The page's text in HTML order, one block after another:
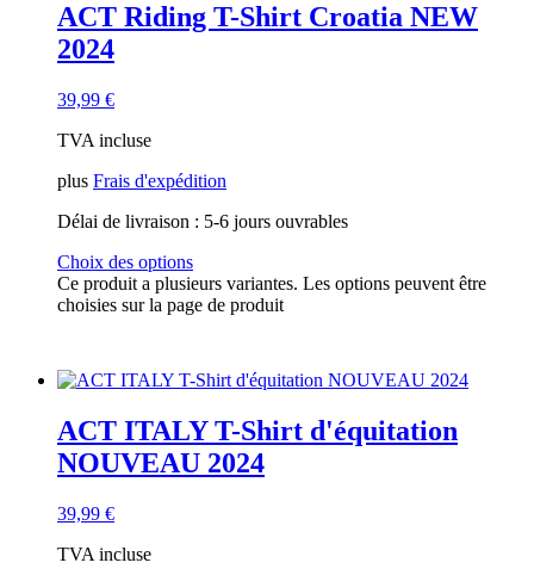
ACT Riding T-Shirt Croatia NEW
2024
39,99 €
TVA incluse
plus Frais d'expédition
Délai de livraison : 5-6 jours ouvrables
Choix des options
Ce produit a plusieurs variantes. Les options peuvent être
choisies sur la page de produit
ACT ITALY T-Shirt d'équitation
NOUVEAU 2024
39,99 €
TVA incluse